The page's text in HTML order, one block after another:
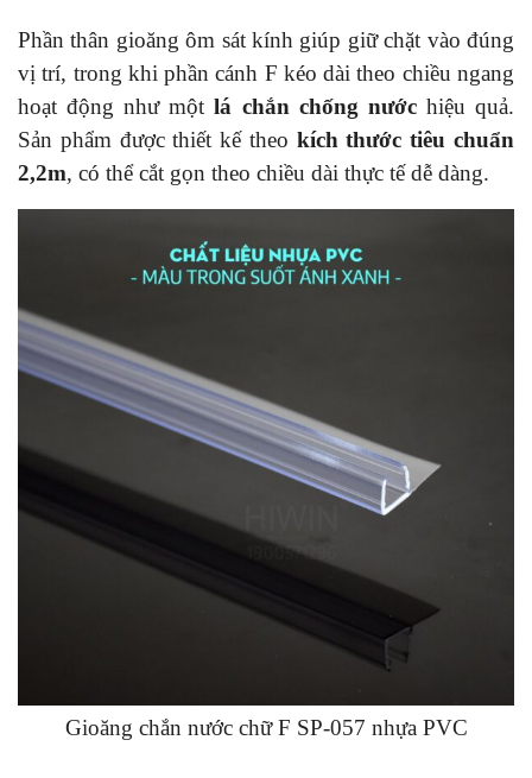
Phần thân gioăng ôm sát kính giúp giữ chặt vào đúng
vị trí, trong khi phần cánh F kéo dài theo chiều ngang
hoạt động như mộtlá chắn chống nướchiệu quả.
Sản phẩm được thiết kế theo kích thước tiêu chuẩn
2,2m, có thể cắt gọn theo chiều dài thực tế dễ dàng.
Gioăng chắn nước chữ F SP-057 nhựa PVC